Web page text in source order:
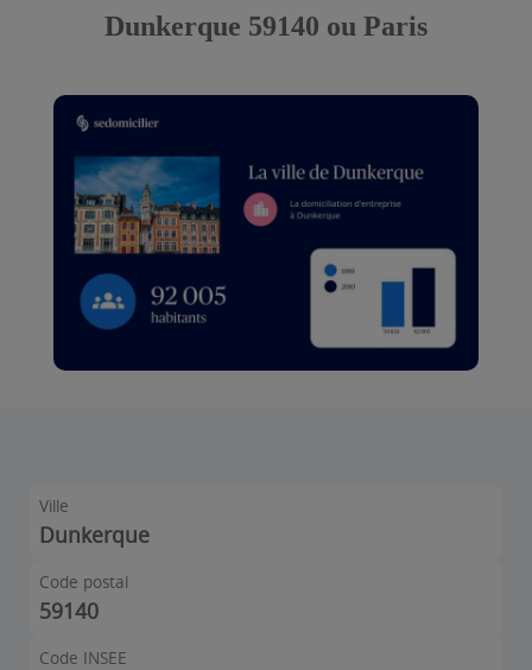
Dunkerque 59140 ou Paris
Ville
Dunkerque
Code postal
59140
Code INSEE